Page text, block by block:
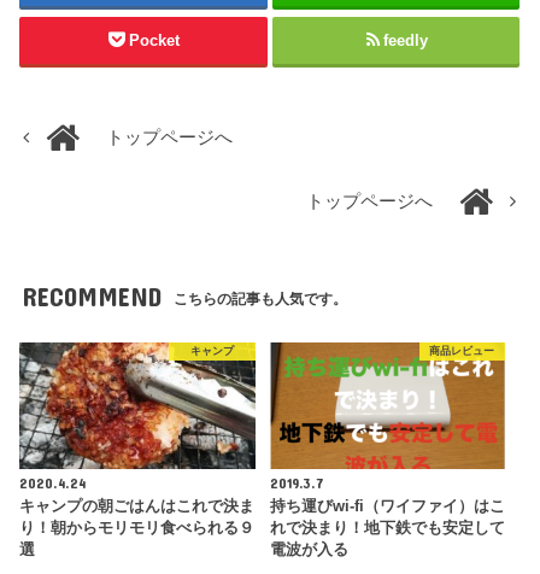
Pocket feedly
トップページへ
トップページへ
RECOMMEND こちらの記事も人気です。
キャンプ
2020.4.24
キャンプの朝ごはんはこれで決ま
り！朝からモリモリ食べられる９
選
商品レビュー
2019.3.7
持ち運びwi-fi（ワイファイ）はこ
れで決まり！地下鉄でも安定して
電波が入る